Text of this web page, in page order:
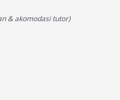
& akomodasi tutor)